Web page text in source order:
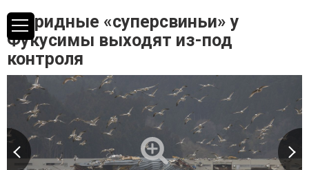
Гибридные «суперсвиньи» у
Фукусимы выходят из-под
контроля